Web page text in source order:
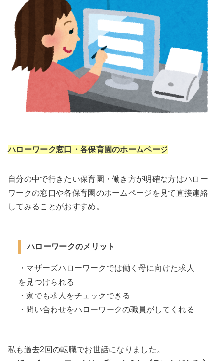
ハローワーク窓口・各保育園のホームページ
自分の中で行きたい保育園・働き方が明確な方はハロー
ワークの窓口や各保育園のホームページを見て直接連絡
してみることがおすすめ。
ハローワークのメリット
・マザーズハローワークでは働く母に向けた求人
を見つけられる
・家でも求人をチェックできる
・問い合わせをハローワークの職員がしてくれる
私も過去2回の転職でお世話になりました。